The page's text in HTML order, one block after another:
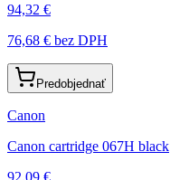
94,32 €
76,68 € bez DPH
Predobjednať
Canon
Canon cartridge 067H black
92,09 €